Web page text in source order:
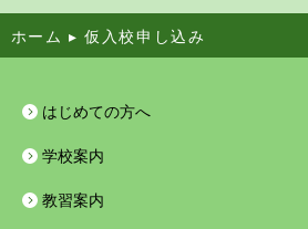
す。利用目的を変更した場合も、その
は公表します。 4.個人データの第三者
提供しません。 5.個人データ内容の正
正確かつ最新の内容に保つよう努めま
当教習所は、個人情報の安全管理につ
ホーム ▸仮入校申し込み
はじめての方へ
学校案内
教習案内